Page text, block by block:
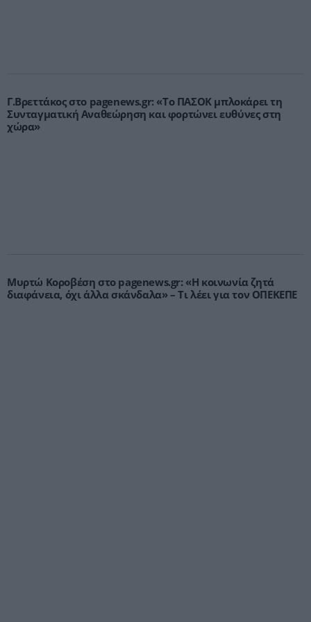
Γ.Βρεττάκος στο pagenews.gr: «Το ΠΑΣΟΚ μπλοκάρει τη
Συνταγματική Αναθεώρηση και φορτώνει ευθύνες στη
χώρα»
Μυρτώ Κοροβέση στο pagenews.gr: «Η κοινωνία ζητά
διαφάνεια, όχι άλλα σκάνδαλα» – Τι λέει για τον ΟΠΕΚΕΠΕ